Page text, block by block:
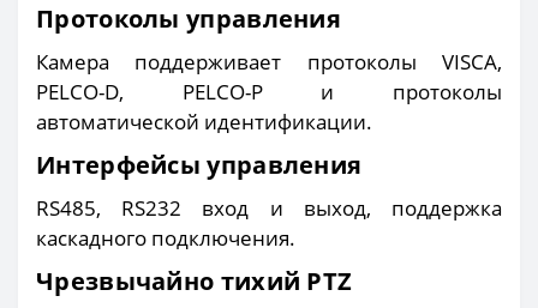
Протоколы управления
Камера поддерживает протоколы VISCA,
PELCO-D, PELCO-P и протоколы
автоматической идентификации.
Интерфейсы управления
RS485, RS232 вход и выход, поддержка
каскадного подключения.
Чрезвычайно тихий PTZ